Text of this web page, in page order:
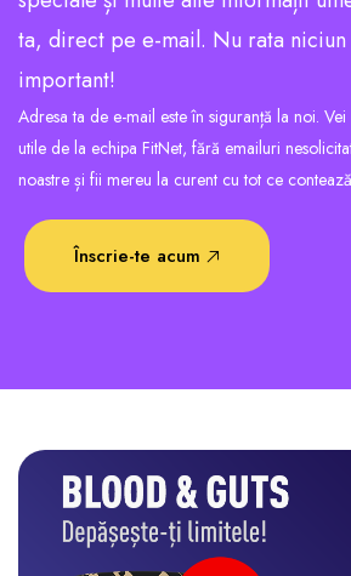
ta, direct pe e-mail. Nu rata niciun
important!
Adresa ta de e-mail este în siguranță la noi.
utile de la echipa FitNet, fără emailuri
noastre și fii mereu la curent cu tot ce
Înscrie-te acum